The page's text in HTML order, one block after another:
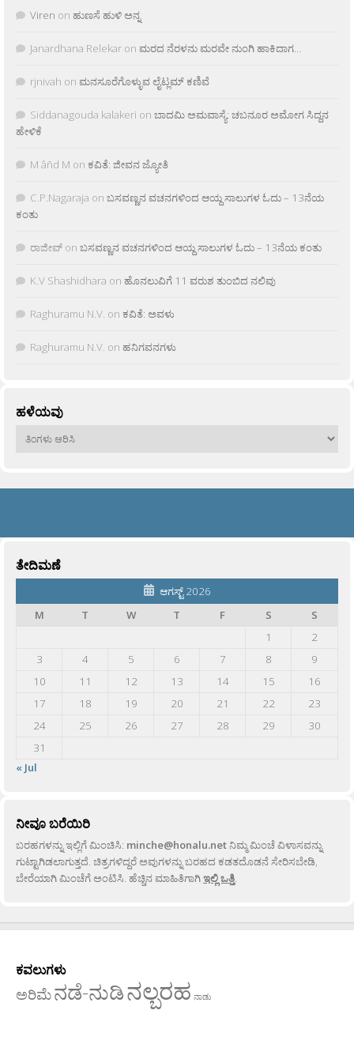
Viren on ಹುಣಸೆ ಹುಳಿ ಅನ್ನ
Janardhana Relekar on ಮರದ ನೆರಳನು ಮರವೇ ನುಂಗಿ ಹಾಕಿದಾಗ…
rjnivah on ಮನಸೂರೆಗೊಳ್ಳುವ ಲೈಟ್ಲಮ್ ಕಣಿವೆ
Siddanagouda kalakeri on ಬಾದಮಿ ಅಮವಾಸ್ಯೆ: ಚಬನೂರ ಅಮೋಗ ಸಿದ್ದನ
ಹೇಳಿಕೆ
M âñd M on ಕವಿತೆ: ಜೀವನ ಜ್ಯೋತಿ
C.P.Nagaraja on ಬಸವಣ್ಣನ ವಚನಗಳಿಂದ ಆಯ್ದ ಸಾಲುಗಳ ಓದು – 13ನೆಯ
ಕಂತು
ರಾಜೀವ್ on ಬಸವಣ್ಣನ ವಚನಗಳಿಂದ ಆಯ್ದ ಸಾಲುಗಳ ಓದು – 13ನೆಯ ಕಂತು
K.V Shashidhara on ಹೊನಲುವಿಗೆ 11 ವರುಶ ತುಂಬಿದ ನಲಿವು
Raghuramu N.V. on ಕವಿತೆ: ಅವಳು
Raghuramu N.V. on ಹನಿಗವನಗಳು
ಹಳೆಯವು
ಹಳೆಯವು
ತೇದಿಮಣೆ
ಆಗಸ್ಟ್ 2026
M
T W T F S
S
1
2
3
4 5 6 7 8
9
10
11 12 13 14 15
16
17
18 19 20 21 22
23
24
25 26 27 28 29
30
31
« Jul
ನೀವೂ ಬರೆಯಿರಿ
ಬರಹಗಳನ್ನು ಇಲ್ಲಿಗೆ ಮಿಂಚಿಸಿ: minche@honalu.netನಿಮ್ಮ ಮಿಂಚೆ ವಿಳಾಸವನ್ನು
ಗುಟ್ಟಾಗಿಡಲಾಗುತ್ತದೆ. ಚಿತ್ರಗಳಿದ್ದರೆ ಅವುಗಳನ್ನು ಬರಹದ ಕಡತದೊಡನೆ ಸೇರಿಸಬೇಡಿ,
ಬೇರೆಯಾಗಿ ಮಿಂಚೆಗೆ ಅಂಟಿಸಿ. ಹೆಚ್ಚಿನ ಮಾಹಿತಿಗಾಗಿಇಲ್ಲಿ ಒತ್ತಿ.
ಕವಲುಗಳು
ಅರಿಮೆನಡೆ-ನುಡಿನಲ್ಬರಹ ನಾಡು